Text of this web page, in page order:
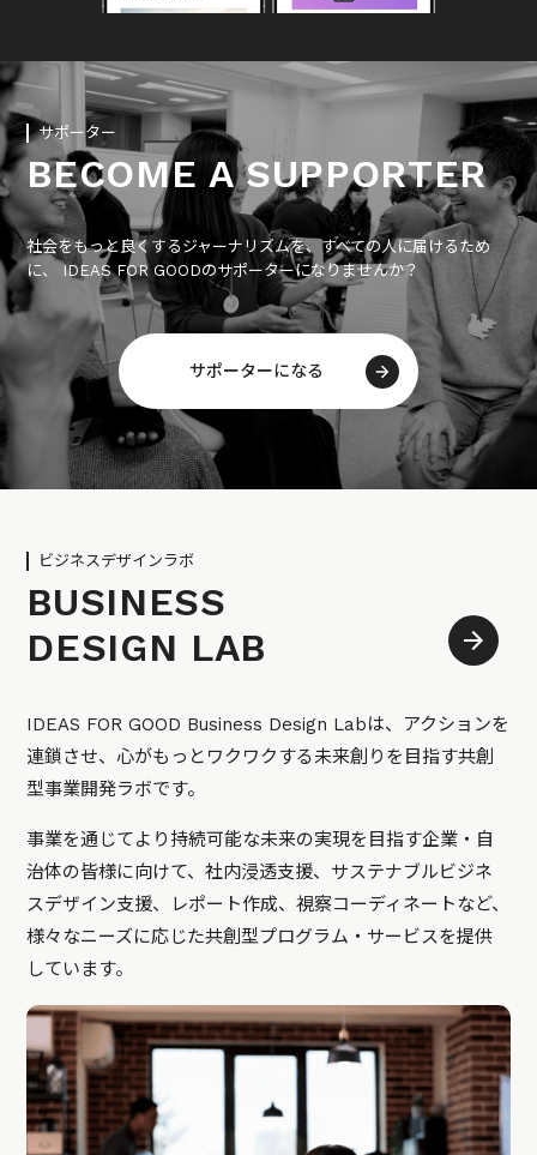
サポーター
BECOME A SUPPORTER
社会をもっと良くするジャーナリズムを、すべての人に届けるため
に、 IDEAS FOR GOODのサポーターになりませんか？
サポーターになる
ビジネスデザインラボ
BUSINESS
DESIGN LAB
IDEAS FOR GOOD Business Design Labは、アクションを
連鎖させ、心がもっとワクワクする未来創りを目指す共創
型事業開発ラボです。
事業を通じてより持続可能な未来の実現を目指す企業・自
治体の皆様に向けて、社内浸透支援、サステナブルビジネ
スデザイン支援、レポート作成、視察コーディネートなど、
様々なニーズに応じた共創型プログラム・サービスを提供
しています。